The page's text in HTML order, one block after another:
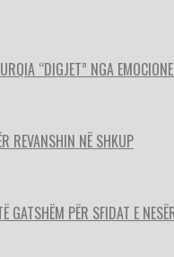
“DIGJET” NGA
REVANSHIN NË SHKUP
PËR SFIDAT E